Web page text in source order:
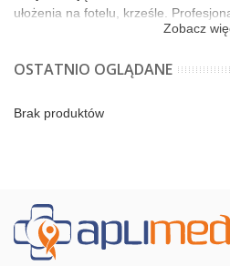
ułożenia na fotelu, krześle.
w poprawie jakości jazdy
Dzięki dodatkowej funkcji
przyjemna. Prezentujemy maty
Zobacz
OSTATNIO OGLĄDANE
Brak produktów